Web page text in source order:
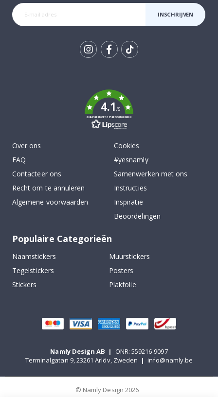
INSCHRIJVEN
4.1/5
GEBASEERD OP 1025 BEOORDELINGEN
Over ons
FAQ
Contacteer ons
Recht om te annuleren
Algemene voorwaarden
Cookies
#yesnamly
Samenwerken met ons
Instructies
Inspiratie
Beoordelingen
Populaire Categorieën
Naamstickers
Muurstickers
Tegelstickers
Posters
Stickers
Plakfolie
Namly Design AB |
ONR: 559216-9097
Terminalgatan 9, 23261 Arlöv, Zweden | info@namly.be
© Namly Design 2026